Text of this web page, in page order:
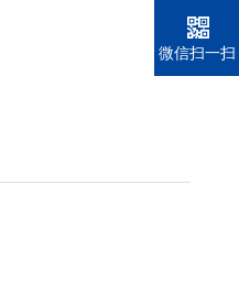
微信扫一扫